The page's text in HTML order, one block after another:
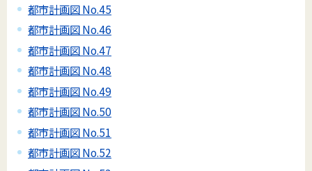
都市計画図 No.45
都市計画図 No.46
都市計画図 No.47
都市計画図 No.48
都市計画図 No.49
都市計画図 No.50
都市計画図 No.51
都市計画図 No.52